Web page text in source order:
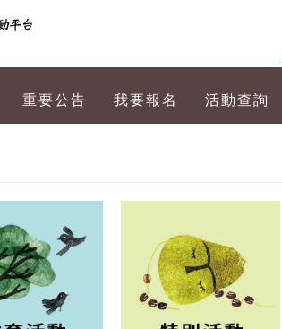
重要公告 我要報名 活動查詢